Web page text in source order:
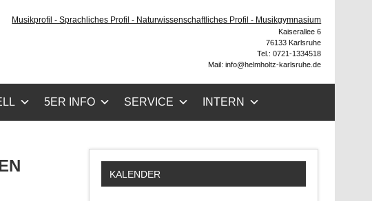
Musikprofil - Sprachliches Profil - Naturwissenschaftliches Profil - Musikgymnasium
Kaiserallee 6
76133 Karlsruhe
Tel.: 0721-1334518
Mail: info@helmholtz-karlsruhe.de
5ER INFO SERVICE INTERN
KALENDER